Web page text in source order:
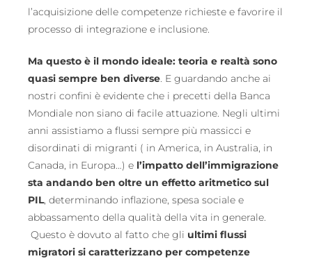
l’acquisizione delle competenze richieste e favorire il
processo di integrazione e inclusione.
Ma questo è il mondo ideale: teoria e realtà sono
quasi sempre ben diverse . E guardando anche ai
nostri confini è evidente che i precetti della Banca
Mondiale non siano di facile attuazione. Negli ultimi
anni assistiamo a flussi sempre più massicci e
disordinati di migranti ( in America, in Australia, in
Canada, in Europa…) e l’impatto dell’immigrazione
sta andando ben oltre un effetto aritmetico sul
PIL, determinando inflazione, spesa sociale e
abbassamento della qualità della vita in generale.
Questo è dovuto al fatto che gli ultimi flussi
migratori si caratterizzano per competenze